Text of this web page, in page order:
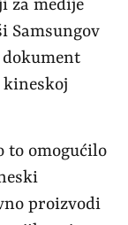
za medije
Samsungov
kineskoj
to omogućilo
proizvodi